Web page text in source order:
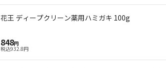
花王 ディープクリーン薬用ハミガキ 100g
848円
税込932.8円